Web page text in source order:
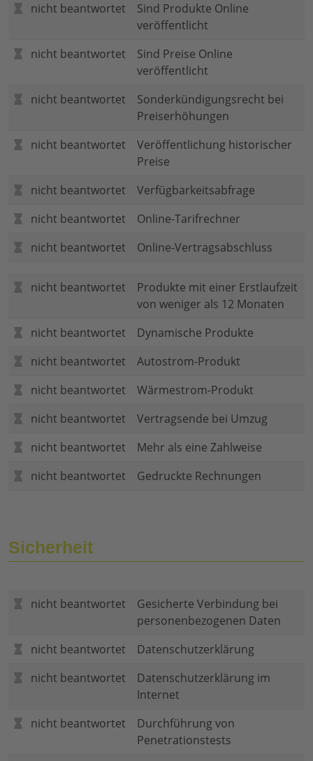
nicht beantwortet
Sind Produkte Online
veröffentlicht
nicht beantwortet
Sind Preise Online
veröffentlicht
nicht beantwortet
Sonderkündigungsrecht bei
Preiserhöhungen
nicht beantwortet
Veröffentlichung historischer
Preise
nicht beantwortet
Verfügbarkeitsabfrage
nicht beantwortet
Online-Tarifrechner
nicht beantwortet
Online-Vertragsabschluss
nicht beantwortet
Produkte mit einer Erstlaufzeit
von weniger als 12 Monaten
nicht beantwortet
Dynamische Produkte
nicht beantwortet
Autostrom-Produkt
nicht beantwortet
Wärmestrom-Produkt
nicht beantwortet
Vertragsende bei Umzug
nicht beantwortet
Mehr als eine Zahlweise
nicht beantwortet
Gedruckte Rechnungen
Sicherheit
nicht beantwortet
Gesicherte Verbindung bei
personenbezogenen Daten
nicht beantwortet
Datenschutzerklärung
nicht beantwortet
Datenschutzerklärung im
Internet
nicht beantwortet
Durchführung von
Penetrationstests